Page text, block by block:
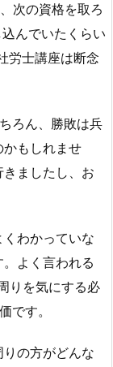
次の資格を取ろ
んでいたくらい
労士講座は断念
ろん、勝敗は兵
もしれませ
ましたし、お
わかっていな
よく言われる
りを気にする必
です。
の方がどんな